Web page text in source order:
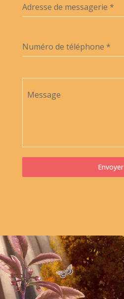
Adresse de messagerie *
Numéro de téléphone *
Message
Envoyer